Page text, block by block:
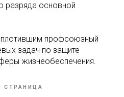
разряда основной
профсоюзный
задач по защите
жизнеобеспечения.
СТРАНИЦА